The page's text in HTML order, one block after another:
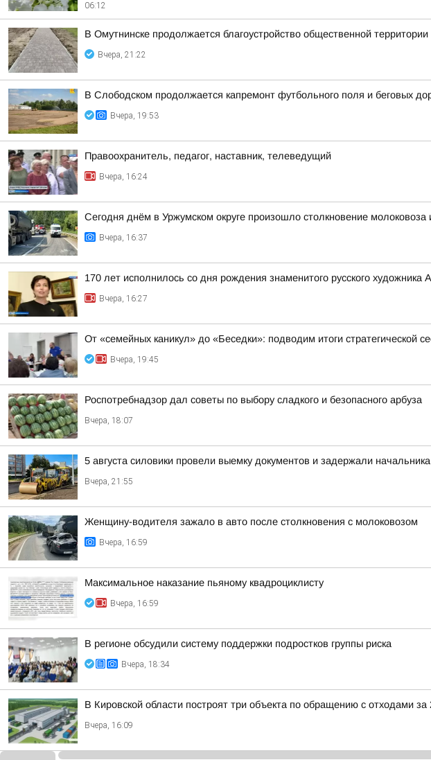
06:12
В Омутнинске продолжается благоустройство общественной
Вчера, 21:22
В Слободском продолжается капремонт футбольного поля и беговых
Вчера, 19:53
Правоохранитель, педагог, наставник, телеведущий
Вчера, 16:24
Сегодня днём в Уржумском округе произошло столкновение
Вчера, 16:37
170 лет исполнилось со дня рождения знаменитого русского
Вчера, 16:27
От «семейных каникул» до «Беседки»: подводим итоги стратегической
Вчера, 19:45
Роспотребнадзор дал советы по выбору сладкого и безопасного арбуза
Вчера, 18:07
5 августа силовики провели выемку документов и задержали
Вчера, 21:55
Женщину-водителя зажало в авто после столкновения с молоковозом
Вчера, 16:59
Максимальное наказание пьяному квадроциклисту
Вчера, 16:59
В регионе обсудили систему поддержки подростков группы риска
Вчера, 18:34
В Кировской области построят три объекта по обращению с отходами
Вчера, 16:09